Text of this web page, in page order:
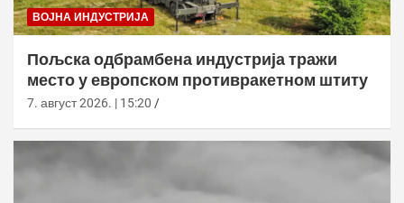
ВОЈНА ИНДУСТРИЈА
Пољска одбрамбена индустрија тражи
место у европском противракетном штиту
7. август 2026. | 15:20